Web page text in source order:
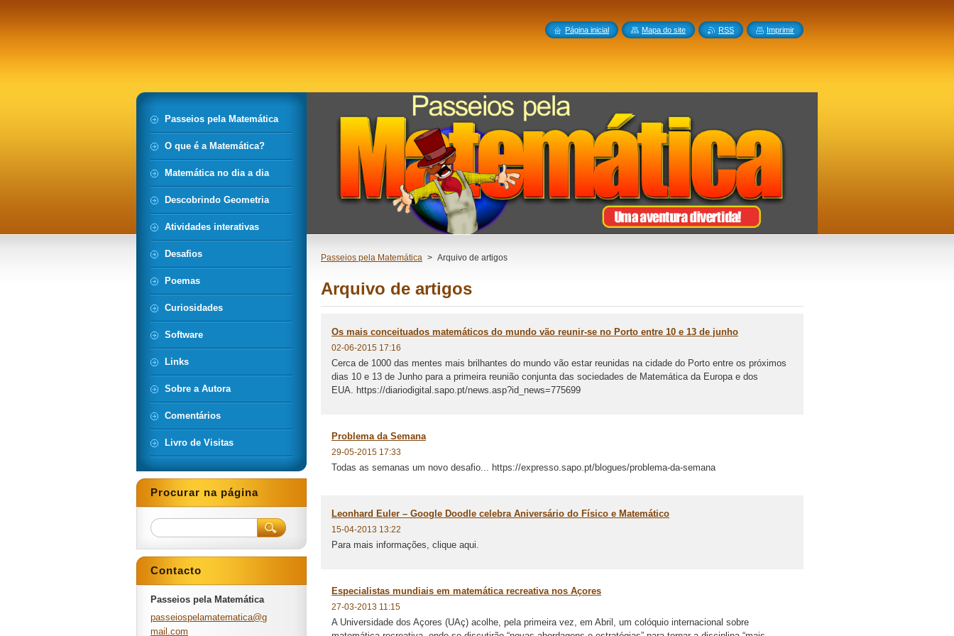
Passeios pela Matemática > Arquivo de artigos
Arquivo de artigos
Os mais conceituados matemáticos do mundo vão reunir-se no Porto entre 10 e 13 de junho
02-06-2015 17:16
Cerca de 1000 das mentes mais brilhantes do mundo vão estar reunidas na cidade do Porto entre os próximos
dias 10 e 13 de Junho para a primeira reunião conjunta das sociedades de Matemática da Europa e dos
EUA. https://diariodigital.sapo.pt/news.asp?id_news=775699
Problema da Semana
29-05-2015 17:33
Todas as semanas um novo desafio... https://expresso.sapo.pt/blogues/problema-da-semana
Leonhard Euler – Google Doodle celebra Aniversário do Físico e Matemático
15-04-2013 13:22
Para mais informações, clique aqui.
Especialistas mundiais em matemática recreativa nos Açores
27-03-2013 11:15
A Universidade dos Açores (UAç) acolhe, pela primeira vez, em Abril, um colóquio internacional sobre
Passeios pela Matemática
O que é a Matemática?
Matemática no dia a dia
Descobrindo Geometria
Atividades interativas
Desafios
Poemas
Curiosidades
Software
Links
Sobre a Autora
Comentários
Livro de Visitas
Procurar na página
Contacto
Passeios pela Matemática
passeiospelamatematica@g
mail.com
Página inicial Mapa do site RSS Imprimir